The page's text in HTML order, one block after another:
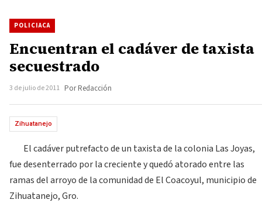
POLICIACA
Encuentran el cadáver de taxista
secuestrado
3 de julio de 2011 Por Redacción
Zihuatanejo
El cadáver putrefacto de un taxista de la colonia Las Joyas,
fue desenterrado por la creciente y quedó atorado entre las
ramas del arroyo de la comunidad de El Coacoyul, municipio de
Zihuatanejo, Gro.